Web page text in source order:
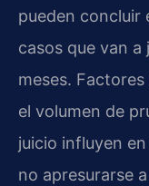
pueden concluir
casos que van
meses.
el volumen de
juicio influyen
no apresurarse